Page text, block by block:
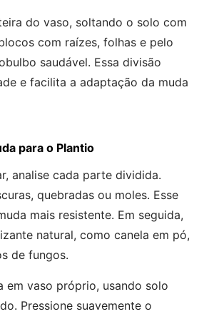
do vaso, soltando o solo com
com raízes, folhas e pelo
saudável. Essa divisão
e facilita a adaptação da muda
para o Plantio
analise cada parte dividida.
quebradas ou moles. Esse
mais resistente. Em seguida,
natural, como canela em pó,
de fungos.
em vaso próprio, usando solo
Pressione suavemente o